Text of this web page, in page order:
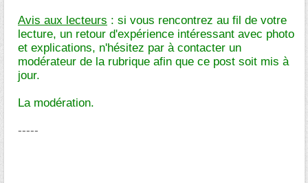
Avis aux lecteurs : si vous rencontrez au fil de votre
lecture, un retour d'expérience intéressant avec photo
et explications, n'hésitez par à contacter un
modérateur de la rubrique afin que ce post soit mis à
jour.
La modération.
-----